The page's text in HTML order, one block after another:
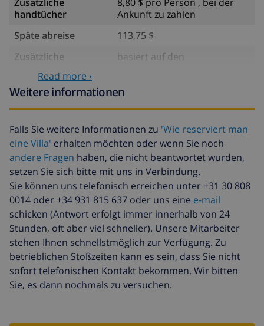
handtücher
Ankunft zu zahlen
Späte abreise
113,75 $
Zusätzliche
basiert auf den
Read more ›
Weitere informationen
Falls Sie weitere Informationen zu 'Wie reserviert man
eine Villa' erhalten möchten oder wenn Sie noch
andere Fragen haben, die nicht beantwortet wurden,
setzen Sie sich bitte mit uns in Verbindung.
Sie können uns telefonisch erreichen unter +31 30 808
0014 oder +34 931 815 637 oder uns eine e-mail
schicken (Antwort erfolgt immer innerhalb von 24
Stunden, oft aber viel schneller). Unsere Mitarbeiter
stehen Ihnen schnellstmöglich zur Verfügung. Zu
betrieblichen Stoßzeiten kann es sein, dass Sie nicht
sofort telefonischen Kontakt bekommen. Wir bitten
Sie, es dann nochmals zu versuchen.